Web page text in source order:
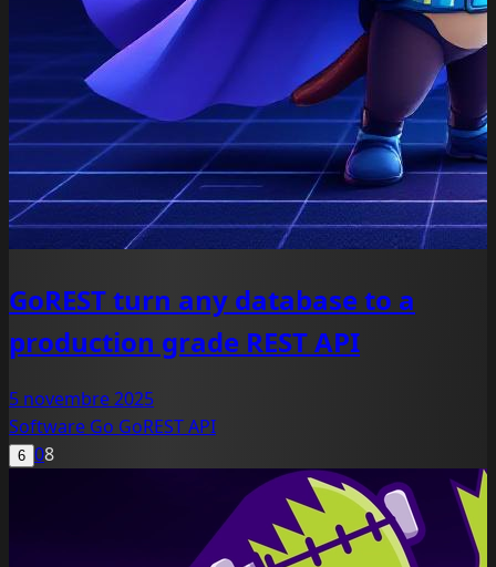
GoREST turn any database to a
production grade REST API
5 novembre 2025
Software Go GoRESTAPI
6 08